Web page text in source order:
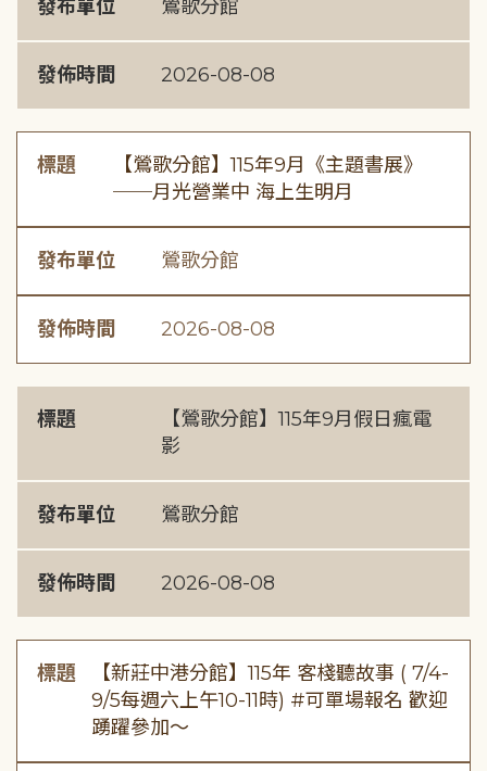
發布單位 鶯歌分館
發佈時間 2026-08-08
標題
【鶯歌分館】115年9月《主題書展》
──月光營業中 海上生明月
發布單位 鶯歌分館
發佈時間 2026-08-08
標題
【鶯歌分館】115年9月假日瘋電
影
發布單位 鶯歌分館
發佈時間 2026-08-08
標題
【新莊中港分館】115年 客棧聽故事 ( 7/4-
9/5每週六上午10-11時) #可單場報名 歡迎
踴躍參加～